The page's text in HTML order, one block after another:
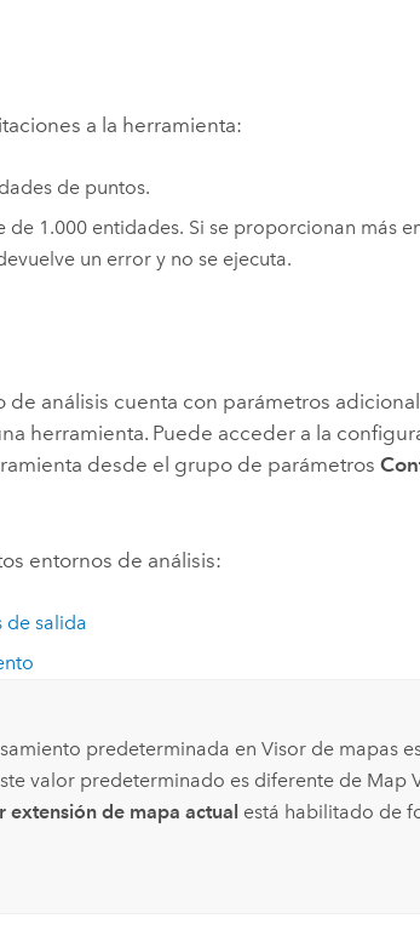
a la herramienta:
de puntos.
de 1.000 entidades. Si se proporcionan más
un error y no se ejecuta.
análisis cuenta con parámetros
herramienta. Puede acceder a la
desde el grupo de parámetros
entornos de análisis:
de salida
predeterminada enVisor de mapas
valor predeterminado es diferente de Map
extensión de mapa actual está habilitado de